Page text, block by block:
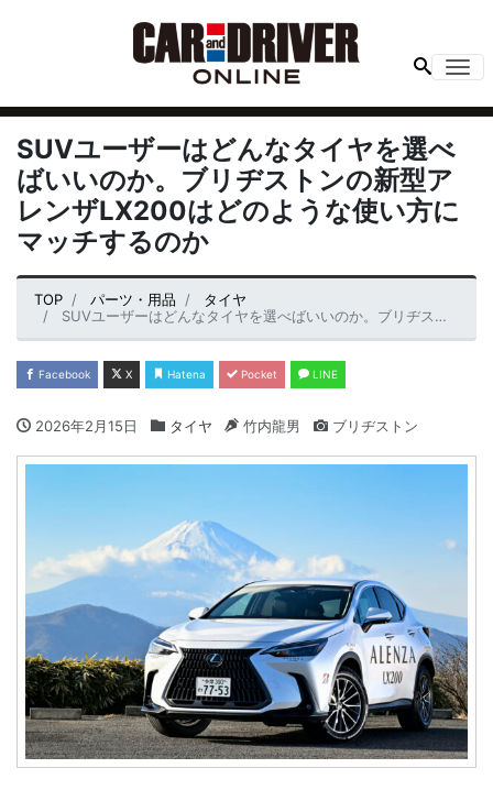
SUVユーザーはどんなタイヤを選べ
ばいいのか。ブリヂストンの新型ア
レンザLX200はどのような使い方に
マッチするのか
TOP パーツ・用品
タイヤ
SUVユーザーはどんなタイヤを選べばいいのか。ブリヂストンの新型アレンザLX200はどのような使い方にマッチするのか
Facebook X Hatena Pocket LINE
2026年2月15日 タイヤ 竹内龍男 ブリヂストン